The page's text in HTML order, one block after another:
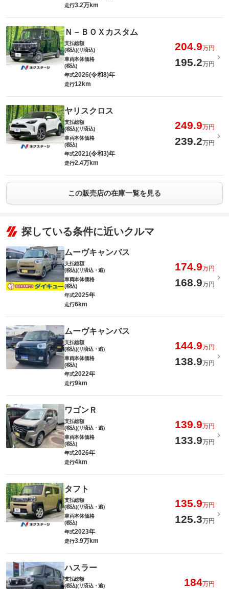
走行3.2万km
Ｎ－ＢＯＸカスタム
支払総額
(税込)(リ済込)
204.9万円
車両本体価格
(税込)
195.2万円
年式2026(令和8)年
走行12km
ヤリスクロス
支払総額
(税込)(リ済込)
249.9万円
車両本体価格
(税込)
239.2万円
年式2021(令和3)年
走行2.4万km
この販売店の在庫一覧を見る
探している条件に近いクルマ
ムーヴキャンバス
支払総額
(税込)(リ済込・追)
174.9万円
車両本体価格
(税込)
168.9万円
年式2025年
走行6km
ムーヴキャンバス
支払総額
(税込)(リ済込・追)
144.9万円
車両本体価格
(税込)
138.9万円
年式2022年
走行9km
ワゴンＲ
支払総額
(税込)(リ済込・追)
139.9万円
車両本体価格
(税込)
133.9万円
年式2026年
走行4km
タフト
支払総額
(税込)(リ済込・追)
135.9万円
車両本体価格
(税込)
125.3万円
年式2023年
走行3.9万km
ハスラー
支払総額
(税込)(リ済込・追)
184万円